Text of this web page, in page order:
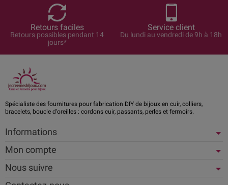
Retours faciles
Retours possibles pendant 14
jours*
Service client
Du lundi au vendredi de 9h à 18h
Spécialiste des fournitures pour fabrication DIY de bijoux en cuir, colliers,
bracelets, boucle d'oreilles : cordons cuir, passants, perles et fermoirs.
Informations
Mon compte
Nous suivre